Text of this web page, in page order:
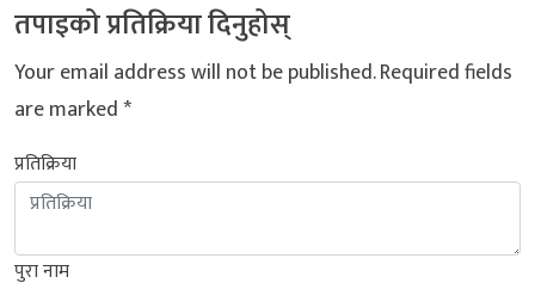
तपाइको प्रतिक्रिया दिनुहोस्
Your email address will not be published.Required fields
are marked*
प्रतिक्रिया
पुरा नाम